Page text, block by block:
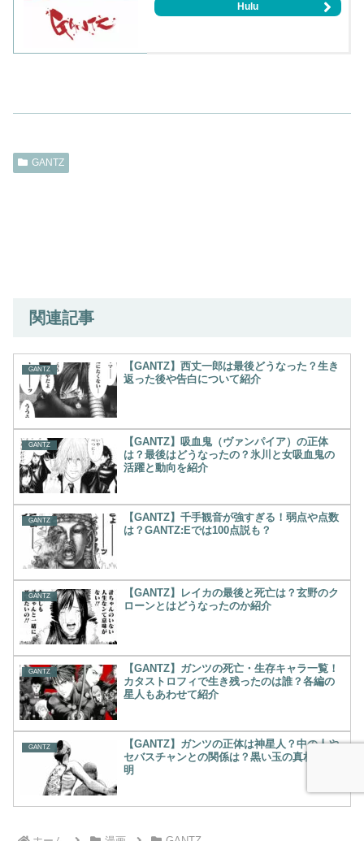
Hulu
GANTZ
関連記事
GANTZ
【GANTZ】西丈一郎は最後どうなった？生き
返った後や告白について紹介
GANTZ
【GANTZ】吸血鬼（ヴァンパイア）の正体
は？最後はどうなったの？氷川と女吸血鬼の
活躍と動向を紹介
GANTZ
【GANTZ】千手観音が強すぎる！弱点や点数
は？GANTZ:Eでは100点説も？
GANTZ
【GANTZ】レイカの最後と死亡は？玄野のク
ローンとはどうなったのか紹介
GANTZ
【GANTZ】ガンツの死亡・生存キャラ一覧！
カタストロフィで生き残ったのは誰？各編の
星人もあわせて紹介
GANTZ
【GANTZ】ガンツの正体は神星人？中の人や
セバスチャンとの関係は？黒い玉の真相が判
明